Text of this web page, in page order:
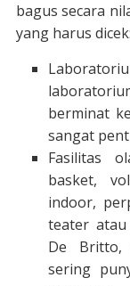
bagus secara
yang harus dicek:
berminat
sangat
Fasilitas
basket,
indoor,
teater
De Britto,
sering